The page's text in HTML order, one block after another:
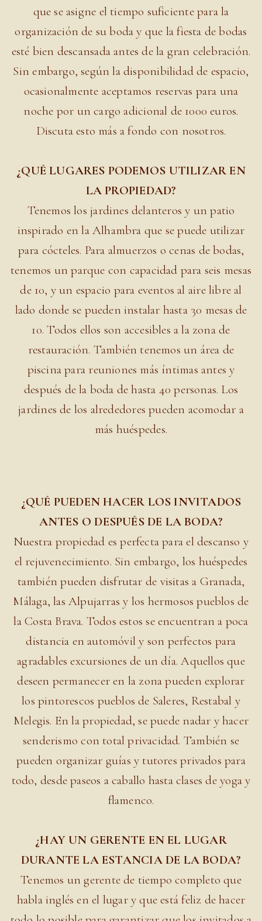
que se asigne el tiempo suficiente para la
organización de su boda y que la fiesta de bodas
esté bien descansada antes de la gran celebración.
Sin embargo, según la disponibilidad de espacio,
ocasionalmente aceptamos reservas para una
noche por un cargo adicional de 1000 euros.
Discuta esto más a fondo con nosotros.
¿QUÉ LUGARES PODEMOS UTILIZAR EN
LA PROPIEDAD?
Tenemos los jardines delanteros y un patio
inspirado en la Alhambra que se puede utilizar
para cócteles. Para almuerzos o cenas de bodas,
tenemos un parque con capacidad para seis mesas
de 10, y un espacio para eventos al aire libre al
lado donde se pueden instalar hasta 30 mesas de
10. Todos ellos son accesibles a la zona de
restauración. También tenemos un área de
piscina para reuniones más íntimas antes y
después de la boda de hasta 40 personas. Los
jardines de los alrededores pueden acomodar a
más huéspedes.
¿QUÉ PUEDEN HACER LOS INVITADOS
ANTES O DESPUÉS DE LA BODA?
Nuestra propiedad es perfecta para el descanso y
el rejuvenecimiento. Sin embargo, los huéspedes
también pueden disfrutar de visitas a Granada,
Málaga, las Alpujarras y los hermosos pueblos de
la Costa Brava. Todos estos se encuentran a poca
distancia en automóvil y son perfectos para
agradables excursiones de un día. Aquellos que
deseen permanecer en la zona pueden explorar
los pintorescos pueblos de Saleres, Restabal y
Melegis. En la propiedad, se puede nadar y hacer
senderismo con total privacidad. También se
pueden organizar guías y tutores privados para
todo, desde paseos a caballo hasta clases de yoga y
flamenco.
¿HAY UN GERENTE EN EL LUGAR
DURANTE LA ESTANCIA DE LA BODA?
Tenemos un gerente de tiempo completo que
habla inglés en el lugar y que está feliz de hacer